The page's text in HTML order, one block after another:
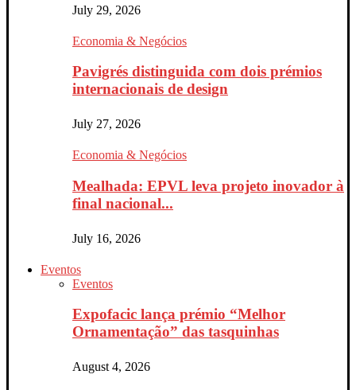
July 29, 2026
Economia & Negócios
Pavigrés distinguida com dois prémios
internacionais de design
July 27, 2026
Economia & Negócios
Mealhada: EPVL leva projeto inovador à
final nacional...
July 16, 2026
Eventos
Eventos
Expofacic lança prémio “Melhor
Ornamentação” das tasquinhas
August 4, 2026